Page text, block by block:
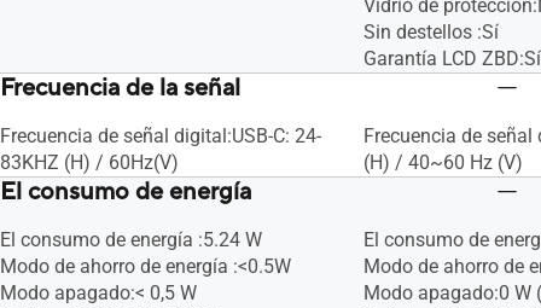
Vidrio de
Sin destellos :Sí
Garantía LCD
Frecuencia de la señal
Frecuencia de señal digital:USB-C: 24-
83KHZ (H) / 60Hz(V)
Frecuencia de
(H) / 40~60 Hz (V)
El consumo de energía
El consumo de energía :5.24 W
Modo de ahorro de energía :<0.5W
Modo apagado:< 0,5 W
El consumo de
Modo de ahorro de
Modo apagado:0 W